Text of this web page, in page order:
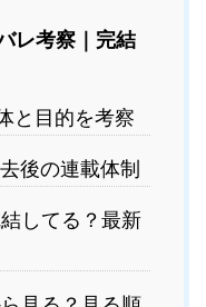
レ考察｜完結
と目的を考察
後の連載体制
してる？最新